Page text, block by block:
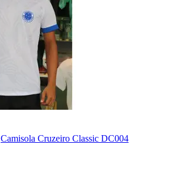
Camisola Cruzeiro Classic DC004